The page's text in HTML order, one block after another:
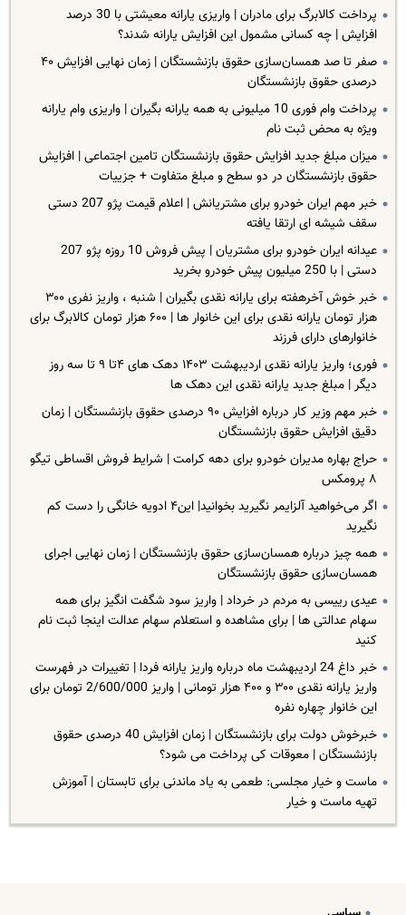
پرداخت کالابرگ برای مادران | واریزی یارانه معیشتی با 30 درصد
افزایش | چه کسانی مشمول این افزایش یارانه شدند؟
صفر تا صد همسان‌سازی حقوق بازنشستگان | زمان نهایی افزایش ۴۰
درصدی حقوق بازنشستگان
پرداخت وام فوری 10 میلیونی به همه یارانه بگیران | واریزی وام یارانه
ویژه به محض ثبت نام
میزان مبلغ جدید افزایش حقوق بازنشستگان تامین اجتماعی | افزایش
حقوق بازنشستگان در دو سطح و مبلغ متفاوت + جزییات
خبر مهم ایران خودرو برای مشتریانش | اعلام قیمت پژو 207 دستی
سقف شیشه ای ارتقا یافته
عیدانه ایران خودرو برای مشتریان | پیش فروش 10 روزه پژو 207
دستی | با 250 میلیون پیش خودرو بخرید
خبر خوش آخرهفته برای یارانه نقدی بگیران | شنبه ، واریز نفری ۳۰۰
هزار تومان یارانه نقدی برای این خانوار ها | ۶۰۰ هزار تومان کالابرگ برای
خانوارهای دارای فرزند
فوری؛ واریز یارانه نقدی اردیبهشت ۱۴۰۳ دهک های ۴تا ۹ تا سه روز
دیگر | مبلغ جدید یارانه نقدی این دهک ها
خبر مهم وزیر کار درباره افزایش ۹۰ درصدی حقوق بازنشستگان | زمان
دقیق افزایش حقوق بازنشستگان
حراج بهاره مدیران خودرو برای دهه کرامت | شرایط فروش اقساطی تیگو
۸ پرومکس
اگر می‌خواهید آلزایمر نگیرید بخوانید| این۴ ادویه خانگی را دست کم
نگیرید
همه چیز درباره همسان‌سازی حقوق بازنشستگان | زمان نهایی اجرای
همسان‌سازی حقوق بازنشستگان
عیدی رییسی به مردم در خرداد | واریز سود شگفت انگیز برای همه
سهام عدالتی ها | برای مشاهده و استعلام سهام عدالت اینجا ثبت نام
کنید
خبر داغ 24 اردیبهشت ماه درباره واریز یارانه فردا | تغییرات در فهرست
واریز یارانه نقدی ۳۰۰ و ۴۰۰ هزار تومانی | واریز 2/600/000 تومان برای
این خانوار چهاره نفره
خبرخوش دولت برای بازنشستگان | زمان افزایش 40 درصدی حقوق
بازنشستگان | معوقات کی پرداخت می شود؟
ماست و خیار مجلسی: طعمی به یاد ماندنی برای تابستان | آموزش
تهیه ماست و خیار